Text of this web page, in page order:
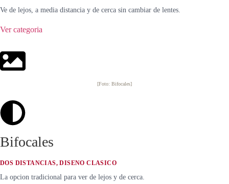
Ve de lejos, a media distancia y de cerca sin cambiar de lentes.
Ver categoria
[Foto: Bifocales]
Bifocales
DOS DISTANCIAS, DISENO CLASICO
La opcion tradicional para ver de lejos y de cerca.